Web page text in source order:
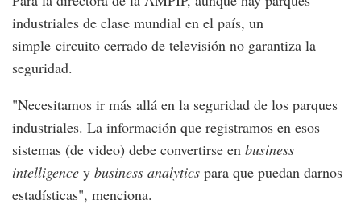
industriales de clase mundial en el país, un
simple circuito cerrado de televisión no garantiza la
seguridad.
"Necesitamos ir más allá en la seguridad de los parques
industriales. La información que registramos en esos
sistemas (de video) debe convertirse en business
intelligence y business analytics para que puedan darnos
estadísticas", menciona.